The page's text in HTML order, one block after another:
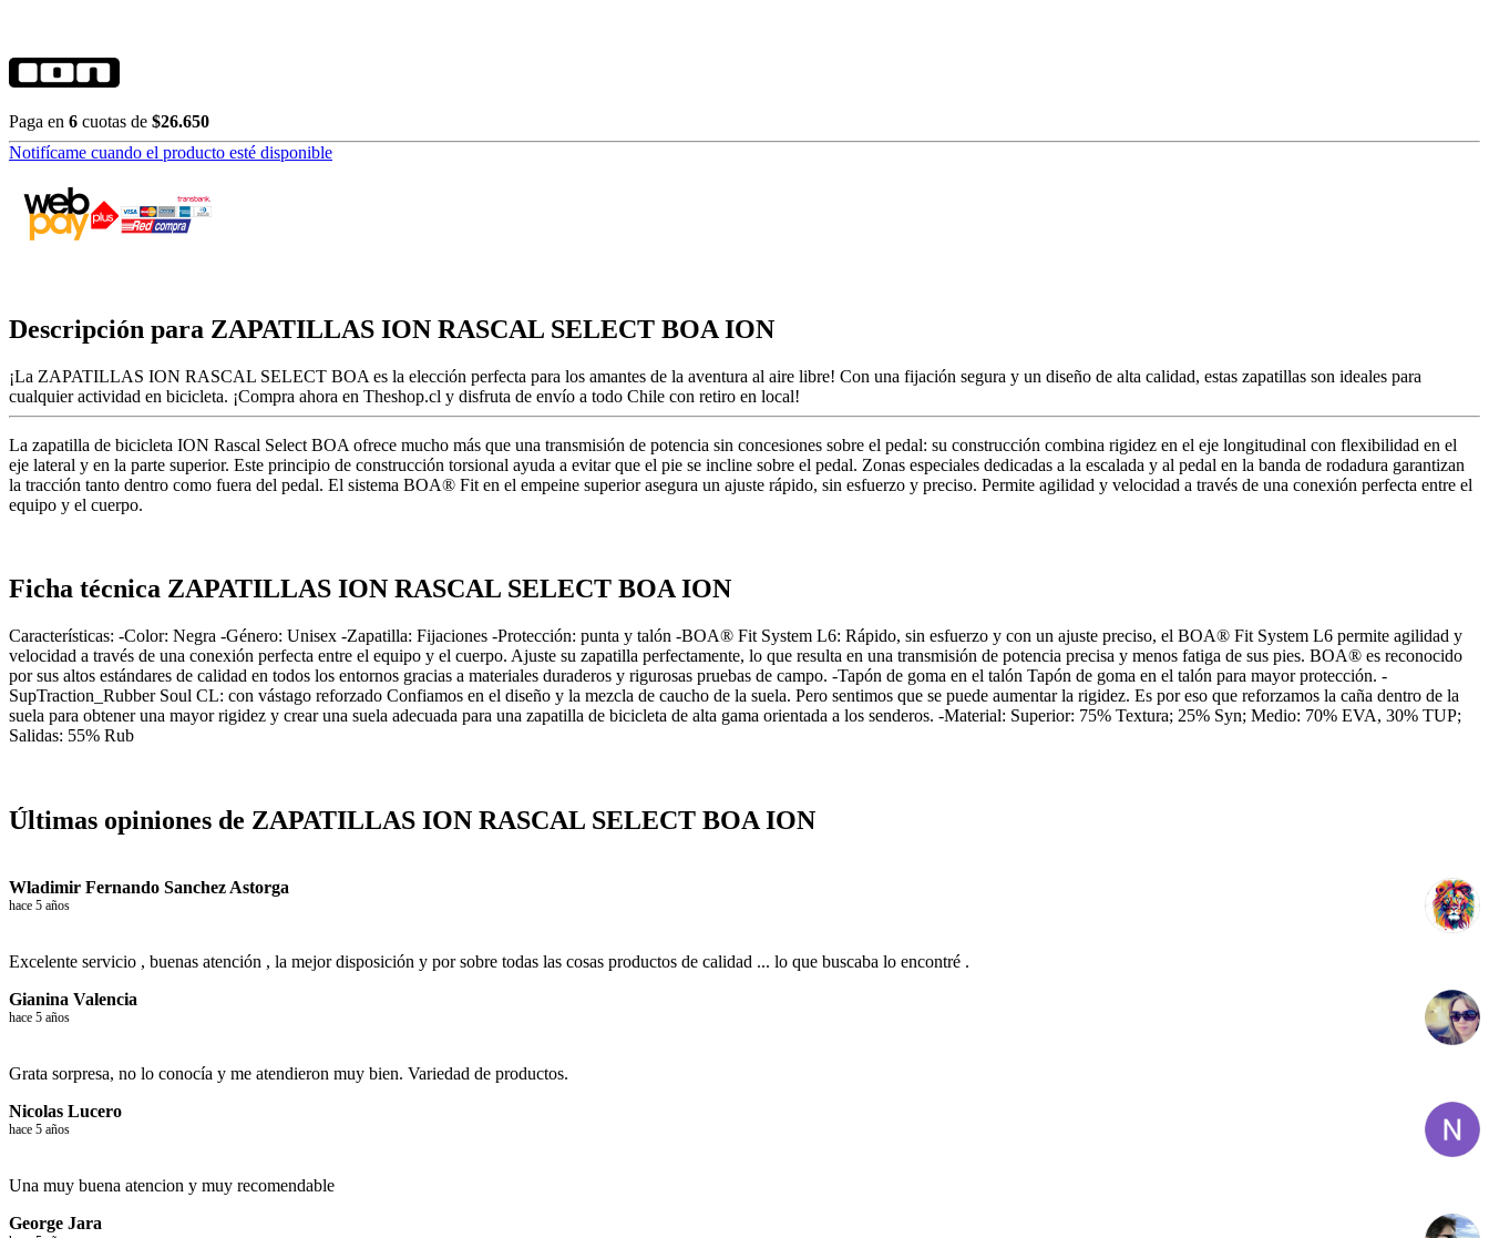
Paga en 6 cuotas de $26.650
Notifícame cuando el producto esté disponible
Descripción para ZAPATILLAS ION RASCAL SELECT BOA ION
¡La ZAPATILLAS ION RASCAL SELECT BOA es la elección perfecta para los amantes de la aventura al aire libre! Con una fijación segura y un diseño de alta calidad, estas zapatillas son ideales para
cualquier actividad en bicicleta. ¡Compra ahora en Theshop.cl y disfruta de envío a todo Chile con retiro en local!
La zapatilla de bicicleta ION Rascal Select BOA ofrece mucho más que una transmisión de potencia sin concesiones sobre el pedal: su construcción combina rigidez en el eje longitudinal con flexibilidad en el
eje lateral y en la parte superior. Este principio de construcción torsional ayuda a evitar que el pie se incline sobre el pedal. Zonas especiales dedicadas a la escalada y al pedal en la banda de rodadura garantizan
la tracción tanto dentro como fuera del pedal. El sistema BOA® Fit en el empeine superior asegura un ajuste rápido, sin esfuerzo y preciso. Permite agilidad y velocidad a través de una conexión perfecta entre el
equipo y el cuerpo.
Ficha técnica ZAPATILLAS ION RASCAL SELECT BOA ION
Características: -Color: Negra -Género: Unisex -Zapatilla: Fijaciones -Protección: punta y talón -BOA® Fit System L6: Rápido, sin esfuerzo y con un ajuste preciso, el BOA® Fit System L6 permite agilidad y
velocidad a través de una conexión perfecta entre el equipo y el cuerpo. Ajuste su zapatilla perfectamente, lo que resulta en una transmisión de potencia precisa y menos fatiga de sus pies. BOA® es reconocido
por sus altos estándares de calidad en todos los entornos gracias a materiales duraderos y rigurosas pruebas de campo. -Tapón de goma en el talón Tapón de goma en el talón para mayor protección. -
SupTraction_Rubber Soul CL: con vástago reforzado Confiamos en el diseño y la mezcla de caucho de la suela. Pero sentimos que se puede aumentar la rigidez. Es por eso que reforzamos la caña dentro de la
suela para obtener una mayor rigidez y crear una suela adecuada para una zapatilla de bicicleta de alta gama orientada a los senderos. -Material: Superior: 75% Textura; 25% Syn; Medio: 70% EVA, 30% TUP;
Salidas: 55% Rub
Últimas opiniones de ZAPATILLAS ION RASCAL SELECT BOA ION
Wladimir Fernando Sanchez Astorga
hace 5 años
Excelente servicio , buenas atención , la mejor disposición y por sobre todas las cosas productos de calidad ... lo que buscaba lo encontré .
Gianina Valencia
hace 5 años
Grata sorpresa, no lo conocía y me atendieron muy bien. Variedad de productos.
Nicolas Lucero
hace 5 años
Una muy buena atencion y muy recomendable
George Jara